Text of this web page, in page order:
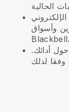
وأسواق
Blackbell.
حول أدائك.